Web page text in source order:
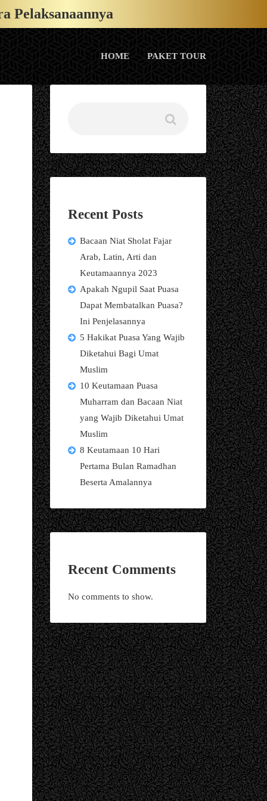
Pelaksanaannya
HOME PAKET TOUR
Recent Posts
Bacaan Niat Sholat Fajar
Arab, Latin, Arti dan
Keutamaannya 2023
Apakah Ngupil Saat Puasa
Dapat Membatalkan Puasa?
Ini Penjelasannya
5 Hakikat Puasa Yang Wajib
Diketahui Bagi Umat
Muslim
10 Keutamaan Puasa
Muharram dan Bacaan Niat
yang Wajib Diketahui Umat
Muslim
8 Keutamaan 10 Hari
Pertama Bulan Ramadhan
Beserta Amalannya
Recent Comments
No comments to show.